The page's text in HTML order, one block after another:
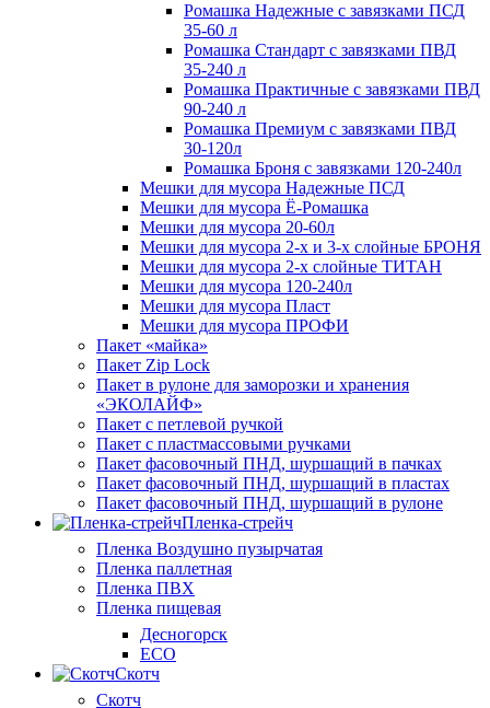
Ромашка Надежные с завязками ПСД
35-60 л
Ромашка Стандарт с завязками ПВД
35-240 л
Ромашка Практичные с завязками ПВД
90-240 л
Ромашка Премиум с завязками ПВД
30-120л
Ромашка Броня с завязками 120-240л
Мешки для мусора Надежные ПСД
Мешки для мусора Ё-Ромашка
Мешки для мусора 20-60л
Мешки для мусора 2-х и 3-х слойные БРОНЯ
Мешки для мусора 2-х слойные ТИТАН
Мешки для мусора 120-240л
Мешки для мусора Пласт
Мешки для мусора ПРОФИ
Пакет «майка»
Пакет Zip Lock
Пакет в рулоне для заморозки и хранения
«ЭКОЛАЙФ»
Пакет с петлевой ручкой
Пакет с пластмассовыми ручками
Пакет фасовочный ПНД, шуршащий в пачках
Пакет фасовочный ПНД, шуршащий в пластах
Пакет фасовочный ПНД, шуршащий в рулоне
Пленка-стрейч
Пленка Воздушно пузырчатая
Пленка паллетная
Пленка ПВХ
Пленка пищевая
Десногорск
ECO
Скотч
Скотч